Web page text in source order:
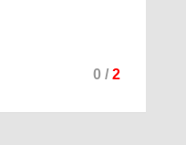
0 / 2